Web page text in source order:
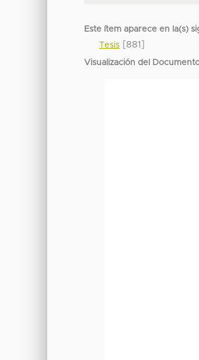
Este ítem aparece en la(s)
Tesis [881]
Visualización del